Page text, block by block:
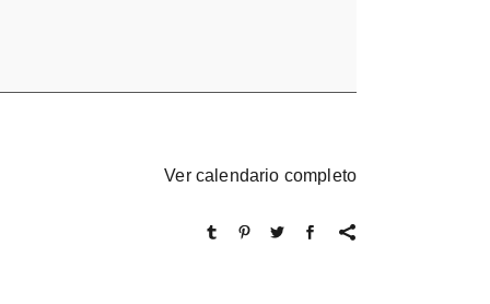
Ver calendario completo